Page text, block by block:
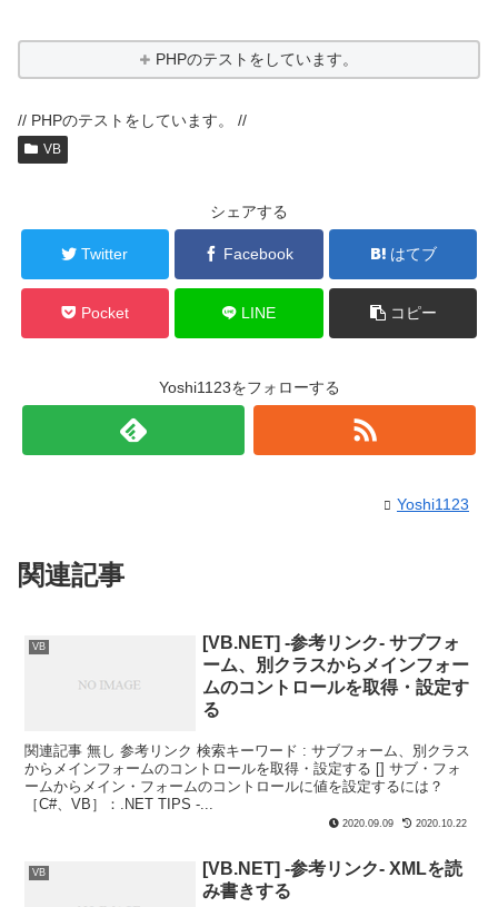
PHPのテストをしています。
// PHPのテストをしています。 //
VB
シェアする
Twitter Facebook はてブ
Pocket LINE コピー
Yoshi1123をフォローする
Yoshi1123
関連記事
VB
[VB.NET] -参考リンク- サブフォ
ーム、別クラスからメインフォー
ムのコントロールを取得・設定す
る
関連記事 無し 参考リンク 検索キーワード : サブフォーム、別クラス
からメインフォームのコントロールを取得・設定する [] サブ・フォ
ームからメイン・フォームのコントロールに値を設定するには？
［C#、VB］：.NET TIPS -...
2020.09.09 2020.10.22
VB
[VB.NET] -参考リンク- XMLを読
み書きする